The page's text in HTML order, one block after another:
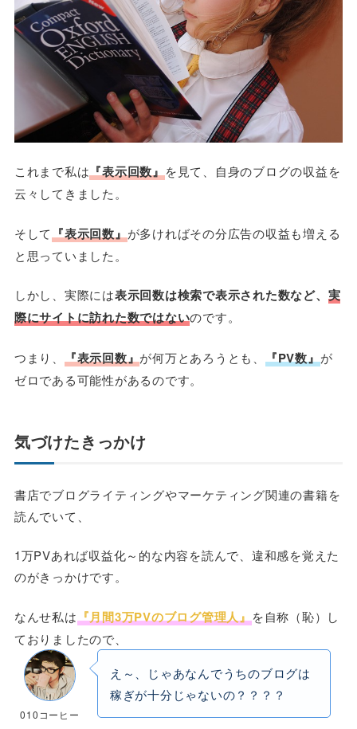
これまで私は『表示回数』を見て、自身のブログの収益を
云々してきました。
そして『表示回数』が多ければその分広告の収益も増える
と思っていました。
しかし、実際には表示回数は検索で表示された数など、 実
際にサイトに訪れた数ではないのです。
つまり、 『表示回数』が何万とあろうとも、 『PV数』が
ゼロである可能性があるのです。
気づけたきっかけ
書店でブログライティングやマーケティング関連の書籍を
読んでいて、
1万PVあれば収益化～的な内容を読んで、違和感を覚えた
のがきっかけです。
なんせ私は『月間3万PVのブログ管理人』を自称（恥）し
ておりましたので、
010コーヒー
え～、じゃあなんでうちのブログは
稼ぎが十分じゃないの？？？？